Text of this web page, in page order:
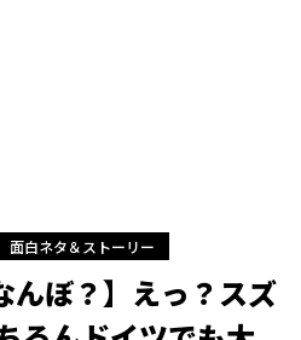
面白ネタ＆ストーリー
んぼ？】えっ？スズ